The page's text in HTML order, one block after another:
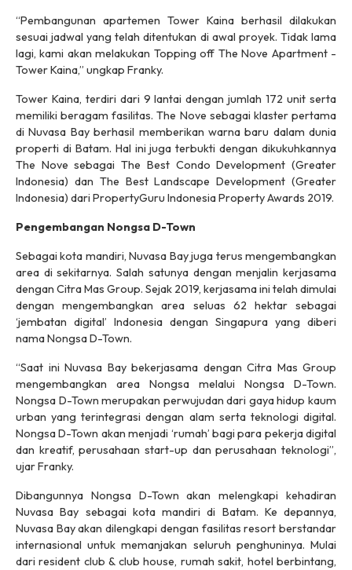
“Pembangunan apartemen Tower Kaina berhasil dilakukan
sesuai jadwal yang telah ditentukan di awal proyek. Tidak lama
lagi, kami akan melakukan Topping off The Nove Apartment -
Tower Kaina,” ungkap Franky.
Tower Kaina, terdiri dari 9 lantai dengan jumlah 172 unit serta
memiliki beragam fasilitas. The Nove sebagai klaster pertama
di Nuvasa Bay berhasil memberikan warna baru dalam dunia
properti di Batam. Hal ini juga terbukti dengan dikukuhkannya
The Nove sebagai The Best Condo Development (Greater
Indonesia) dan The Best Landscape Development (Greater
Indonesia) dari PropertyGuru Indonesia Property Awards 2019.
Pengembangan Nongsa D-Town
Sebagai kota mandiri, Nuvasa Bay juga terus mengembangkan
area di sekitarnya. Salah satunya dengan menjalin kerjasama
dengan Citra Mas Group. Sejak 2019, kerjasama ini telah dimulai
dengan mengembangkan area seluas 62 hektar sebagai
‘jembatan digital’ Indonesia dengan Singapura yang diberi
nama Nongsa D-Town.
“Saat ini Nuvasa Bay bekerjasama dengan Citra Mas Group
mengembangkan area Nongsa melalui Nongsa D-Town.
Nongsa D-Town merupakan perwujudan dari gaya hidup kaum
urban yang terintegrasi dengan alam serta teknologi digital.
Nongsa D-Town akan menjadi ‘rumah’ bagi para pekerja digital
dan kreatif, perusahaan start-up dan perusahaan teknologi”,
ujar Franky.
Dibangunnya Nongsa D-Town akan melengkapi kehadiran
Nuvasa Bay sebagai kota mandiri di Batam. Ke depannya,
Nuvasa Bay akan dilengkapi dengan fasilitas resort berstandar
internasional untuk memanjakan seluruh penghuninya. Mulai
dari resident club & club house, rumah sakit, hotel berbintang,